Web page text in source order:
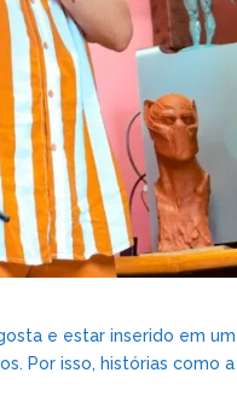
e estar inserido em
Por isso, histórias como